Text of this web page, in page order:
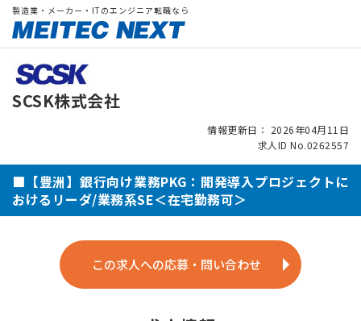
製造業・メーカー・ITのエンジニア転職なら
SCSK株式会社
情報更新日： 2026年04月11日
求人ID No.0262557
■【豊洲】銀行向け業務PKG：開発導入プロジェクトに
おけるリーダ/業務系SE＜在宅勤務可＞
この求人への応募・問い合わせ